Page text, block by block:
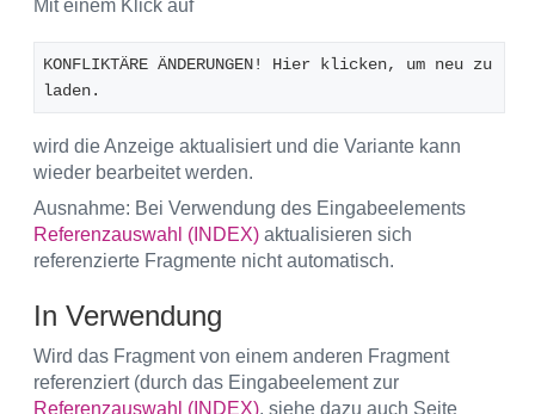
Mit einem Klick auf
KONFLIKTÄRE ÄNDERUNGEN! Hier klicken, um neu zu
laden.
wird die Anzeige aktualisiert und die Variante kann
wieder bearbeitet werden.
Ausnahme: Bei Verwendung des Eingabeelements
Referenzauswahl (INDEX) aktualisieren sich
referenzierte Fragmente nicht automatisch.
In Verwendung
Wird das Fragment von einem anderen Fragment
referenziert (durch das Eingabeelement zur
Referenzauswahl (INDEX), siehe dazu auch Seite